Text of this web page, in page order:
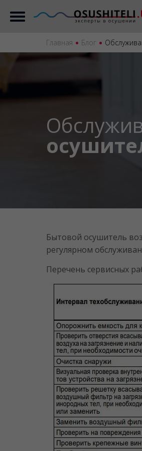
Главная Блог
Бытовой осушитель
регулярном
Перечень сервисных